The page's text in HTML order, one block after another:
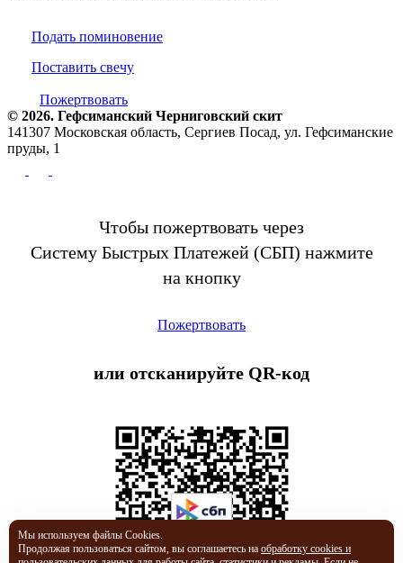
Подать поминовение
Поставить свечу
Пожертвовать
© 2026. Гефсиманский Черниговский cкит
141307 Московская область, Сергиев Посад, ул. Гефсиманские
пруды, 1
Чтобы пожертвовать через
Систему Быстрых Платежей (СБП) нажмите
на кнопку
Пожертвовать
или отсканируйте QR-код
Мы используем файлы Cookies.
Продолжая пользоваться сайтом, вы соглашаетесь на обработку cookies и